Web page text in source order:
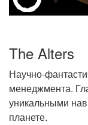
The Alters
Научно-
менеджмента.
уникальными
планете.